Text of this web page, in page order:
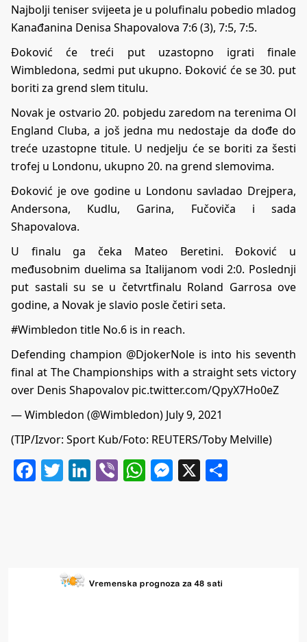
Najbolji teniser svijeeta je u polufinalu pobedio mladog
Kanađanina Denisa Shapovalova 7:6 (3), 7:5, 7:5.
Đoković će treći put uzastopno igrati finale
Wimbledona, sedmi put ukupno. Đoković će se 30. put
boriti za grend slem titulu.
Novak je ostvario 20. pobjedu zaredom na terenima Ol
England Cluba, a još jedna mu nedostaje da dođe do
treće uzastopne titule. U nedjelju će se boriti za šesti
trofej u Londonu, ukupno 20. na grend slemovima.
Đoković je ove godine u Londonu savladao Drejpera,
Andersona, Kudlu, Garina, Fučoviča i sada
Shapovalova.
U finalu ga čeka Mateo Beretini. Đoković u
međusobnim duelima sa Italijanom vodi 2:0. Poslednji
put sastali su se u četvrtfinalu Roland Garrosa ove
godine, a Novak je slavio posle četiri seta.
#Wimbledon title No.6 is in reach.
Defending champion @DjokerNole is into his seventh
final at The Championships with a straight sets victory
over Denis Shapovalov pic.twitter.com/QpyX7Ho0eZ
— Wimbledon (@Wimbledon) July 9, 2021
(TIP/Izvor: Sport Kub/Foto: REUTERS/Toby Melville)
Facebook
Twitter
LinkedIn
ViberWhatsApp
Messenger
X